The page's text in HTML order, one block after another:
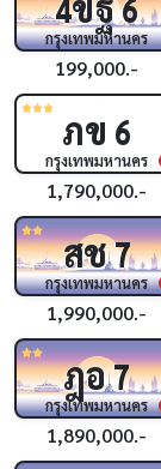
กรุงเทพมหานคร
199,000.-
ภข 6
กรุงเทพมหานคร
1,790,000.-
สช7
กรุงเทพมหานคร
1,990,000.-
ฎอ7
กรุงเทพมหานคร
1,890,000.-